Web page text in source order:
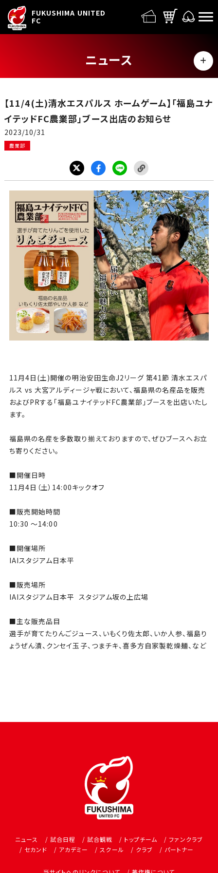
FUKUSHIMA UNITED
FC
ニュース
MENU
イベント
グッズ
チケット
アカデミー・スクール
農業部
まちづくり
パートナー
その他
【11/4(土)清水エスパルス ホームゲーム】「福島ユナ
イテッドFC農業部」ブース出店のお知らせ
2023/10/31
農業部
11月4日(土)開催の明治安田生命J2リーグ 第41節 清水エスパ
ルス vs 大宮アルディージャ戦において、福島県の名産品を販売
およびPRする「福島ユナイテッドFC農業部」ブースを出店いたし
ます。
福島県の名産を多数取り揃えておりますので、ぜひブースへお立
ち寄りください。
■開催日時
11月4日（土）14:00キックオフ
■販売開始時間
10:30 ～14:00
■開催場所
IAIスタジアム日本平
■販売場所
IAIスタジアム日本平 スタジアム坂の上広場
■主な販売品目
選手が育てたりんごジュース、いもくり佐太郎、いか人参、福島り
ょうぜん漬、クンセイ玉子、つまチキ、喜多方自家製乾燥麺、など
ニュース 試合日程 試合観戦 トップチーム
ファンクラブ
セカンド
アカデミー スクール クラブ パートナー